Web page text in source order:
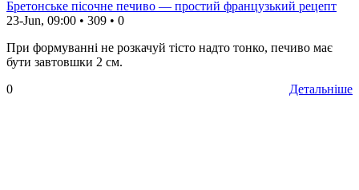
Бретонське пісочне печиво — простий французький рецепт
23-Jun, 09:00 • 309 • 0
При формуванні не розкачуй тісто надто тонко, печиво має
бути завтовшки 2 см.
Детальніше
0